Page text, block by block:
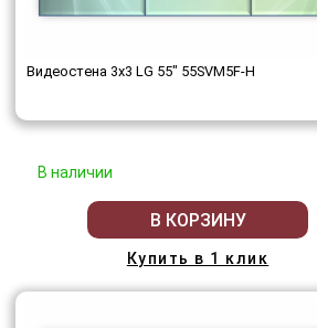
Видеостена 3x3 LG 55" 55SVM5F-H
В наличии
В КОРЗИНУ
Купить в 1 клик